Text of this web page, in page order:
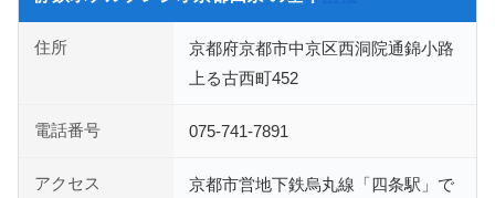
住所
京都府京都市中京区西洞院通錦小路
上る古西町452
電話番号 075-741-7891
アクセス
京都市営地下鉄烏丸線「四条駅」で